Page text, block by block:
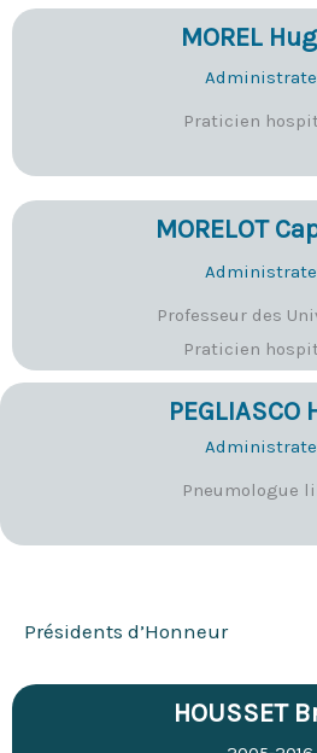
MOREL
Praticien
MORELOT
Professeur des
Praticien
PEGLIASCO
Pneumologue
Présidents d’Honneur
HOUSSET